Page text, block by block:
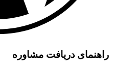
راهنمای دریافت مشاوره